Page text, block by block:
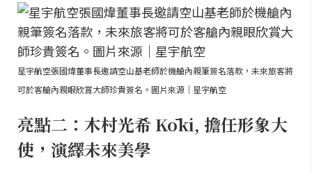
星宇航空張國煒董事長邀請空山基老師於機艙內親筆簽名落款，未來旅客將
可於客艙內親眼欣賞大師珍貴簽名。圖片來源｜星宇航空
亮點二：木村光希 Kōki, 擔任形象大
使，演繹未來美學